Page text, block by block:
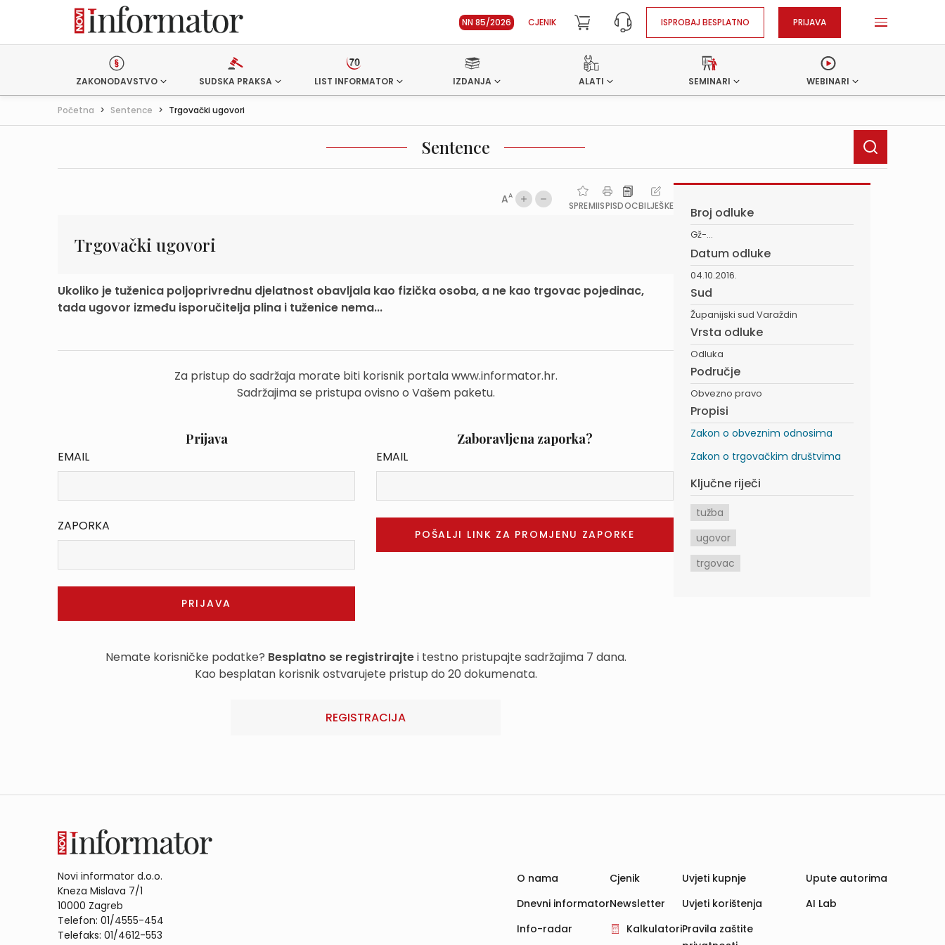
NN 85/2026 CJENIK ISPROBAJ BESPLATNO PRIJAVA
ZAKONODAVSTVO SUDSKA PRAKSA LIST INFORMATOR IZDANJA ALATI SEMINARI WEBINARI
Početna > Sentence > Trgovački ugovori
Sentence
AA
SPREMIISPISDOCBILJEŠKE
Trgovački ugovori
Ukoliko je tuženica poljoprivrednu djelatnost obavljala kao fizička osoba, a ne kao trgovac pojedinac,
tada ugovor između isporučitelja plina i tuženice nema...
Za pristup do sadržaja morate biti korisnik portala www.informator.hr.
Sadržajima se pristupa ovisno o Vašem paketu.
Prijava
EMAIL
ZAPORKA
Zaboravljena zaporka?
EMAIL
Nemate korisničke podatke? Besplatno se registrirajtei testno pristupajte sadržajima 7 dana.
Kao besplatan korisnik ostvarujete pristup do 20 dokumenata.
REGISTRACIJA
Broj odluke
Gž-...
Datum odluke
04.10.2016.
Sud
Županijski sud Varaždin
Vrsta odluke
Odluka
Područje
Obvezno pravo
Propisi
Zakon o obveznim odnosima
Zakon o trgovačkim društvima
Ključne riječi
tužba
ugovor
trgovac
Novi informator d.o.o.
Kneza Mislava 7/1
10000 Zagreb
Telefon: 01/4555-454
Telefaks: 01/4612-553
O nama
Dnevni informator
Info-radar
Cjenik
Newsletter
Kalkulatori
Uvjeti kupnje
Uvjeti korištenja
Pravila zaštite
Upute autorima
AI Lab